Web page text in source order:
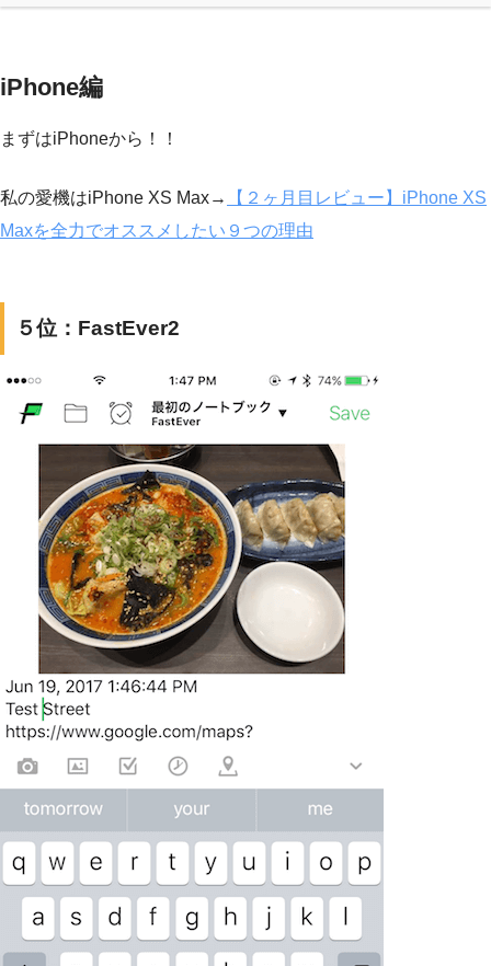
iPhone編
まずはiPhoneから！！
私の愛機はiPhone XS Max→
【２ヶ月目レビュー】iPhone XS
Maxを全力でオススメしたい９つの理由
５位：FastEver2